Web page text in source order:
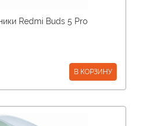
Redmi Buds 5 Pro
В КОРЗИНУ